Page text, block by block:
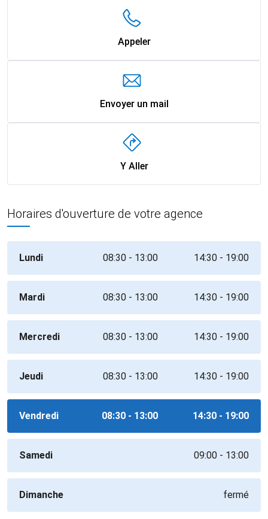
Appeler
Envoyer un mail
Y Aller
Horaires d'ouverture de votre agence
Lundi 08:30 - 13:00 14:30 - 19:00
Mardi 08:30 - 13:00 14:30 - 19:00
Mercredi 08:30 - 13:00 14:30 - 19:00
Jeudi 08:30 - 13:00 14:30 - 19:00
Vendredi 08:30 - 13:00 14:30 - 19:00
Samedi 09:00 - 13:00
Dimanche fermé